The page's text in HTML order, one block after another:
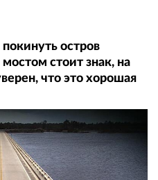
остров
стоит знак, на
что это хорошая